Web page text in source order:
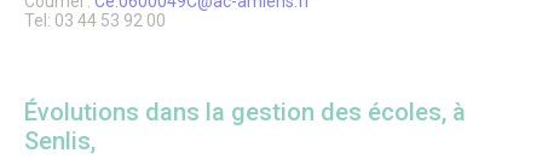
projets
Signalements
Enquêtes publiques closes
Urbanisme
Mes démarches en urbanisme
Tel: 03 44 53 92 00
Évolutions dans la gestion des écoles, à
Senlis,